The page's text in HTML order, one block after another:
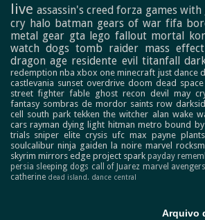
live assassin's creed forza games with
cry halo batman gears of war fifa
metal gear gta lego fallout mortal
watch dogs tomb raider mass effect
dragon age residente evil titanfall
redemption nba xbox one minecraft just dance
castlevania sunset overdrive doom dead space
street fighter fable ghost recon devil may
fantasy sombras de mordor saints row
cell
south park tekken the witcher alan wake
cars rayman dying light hitman metro bound
trials sniper elite crysis ufc max payne
soulcalibur ninja gaiden la noire marvel
skyrim mirrors edge project spark payday
persia sleeping dogs call of Juarez marvel avengers
catherine dead island. dance central
Arquivo